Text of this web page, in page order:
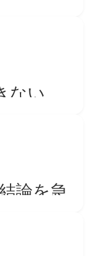
心」へ
ない
論を急